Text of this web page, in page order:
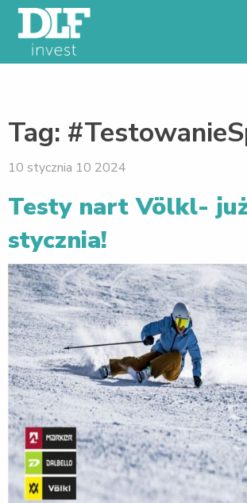
Tag:
10 stycznia 10 2024
Testy nart Völkl-
stycznia!